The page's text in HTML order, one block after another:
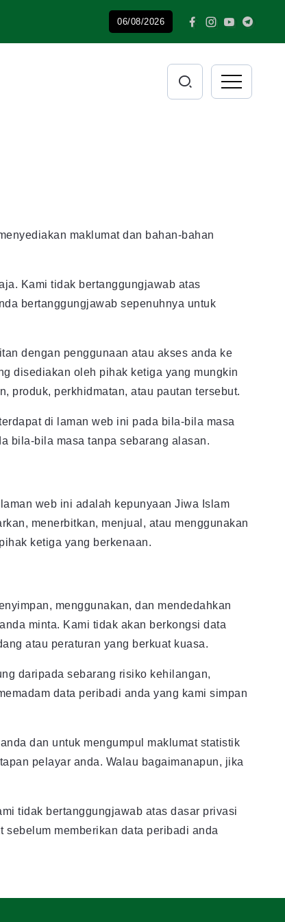
06/08/2026
maklumat dan bahan-bahan
Kami tidak bertanggungjawab atas
bertanggungjawab sepenuhnya untuk
dengan penggunaan atau akses anda ke
disediakan oleh pihak ketiga yang mungkin
produk, perkhidmatan, atau pautan tersebut.
di laman web ini pada bila-bila masa
bila-bila masa tanpa sebarang alasan.
web ini adalah kepunyaan Jiwa Islam
menerbitkan, menjual, atau menggunakan
ketiga yang berkenaan.
menggunakan, dan mendedahkan
minta. Kami tidak akan berkongsi data
atau peraturan yang berkuat kuasa.
daripada sebarang risiko kehilangan,
data peribadi anda yang kami simpan
dan untuk mengumpul maklumat statistik
pelayar anda. Walau bagaimanapun, jika
tidak bertanggungjawab atas dasar privasi
sebelum memberikan data peribadi anda